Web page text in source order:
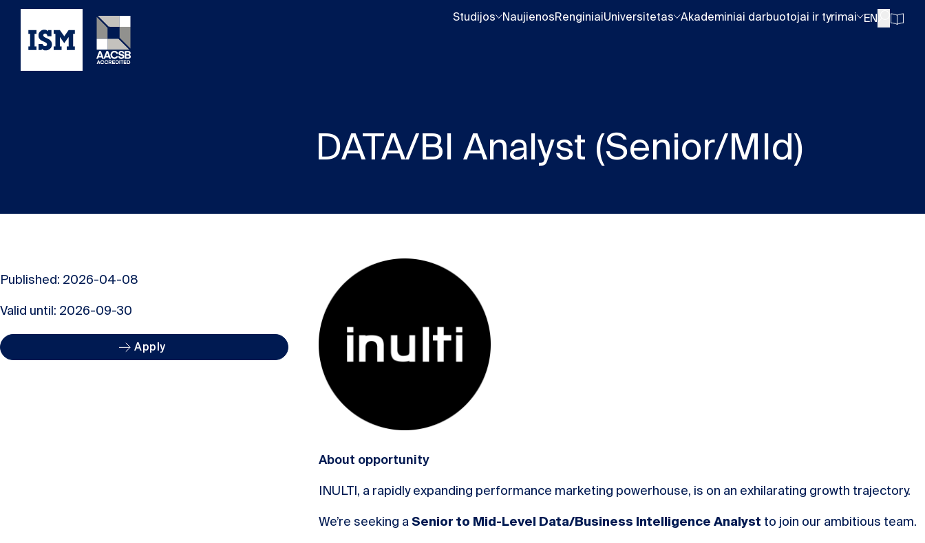
Studijos NaujienosRenginiaiUniversitetas Akademiniai darbuotojai ir tyrimai EN
DATA/BI Analyst (Senior/MId)
Published: 2026-04-08
Valid until: 2026-09-30
Apply
About opportunity
INULTI, a rapidly expanding performance marketing powerhouse, is on an exhilarating growth trajectory.
We’re seeking a Senior to Mid-Level Data/Business Intelligence Analyst to join our ambitious team.